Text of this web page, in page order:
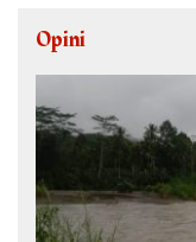
Opini